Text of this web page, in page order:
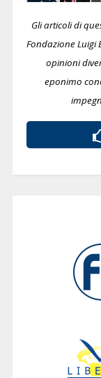
Gli articoli di
Fondazione
opinioni
eponimo